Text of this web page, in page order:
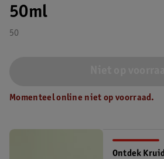
50ml
50
Momenteel online niet op voorraad.
Ontdek